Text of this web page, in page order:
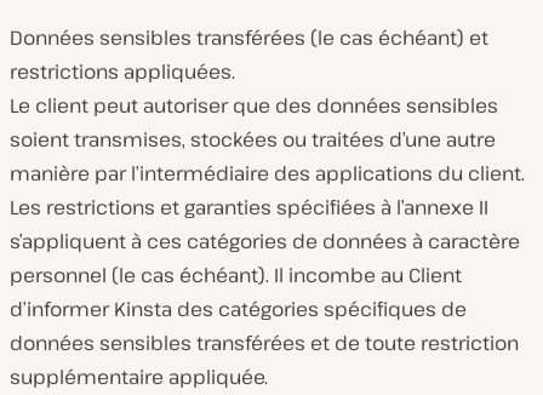
Données sensibles transférées (le cas échéant) et
restrictions appliquées.
Le client peut autoriser que des données sensibles
soient transmises, stockées ou traitées d’une autre
manière par l’intermédiaire des applications du client.
Les restrictions et garanties spécifiées à l’annexe II
s’appliquent à ces catégories de données à caractère
personnel (le cas échéant). Il incombe au Client
d’informer Kinsta des catégories spécifiques de
données sensibles transférées et de toute restriction
supplémentaire appliquée.